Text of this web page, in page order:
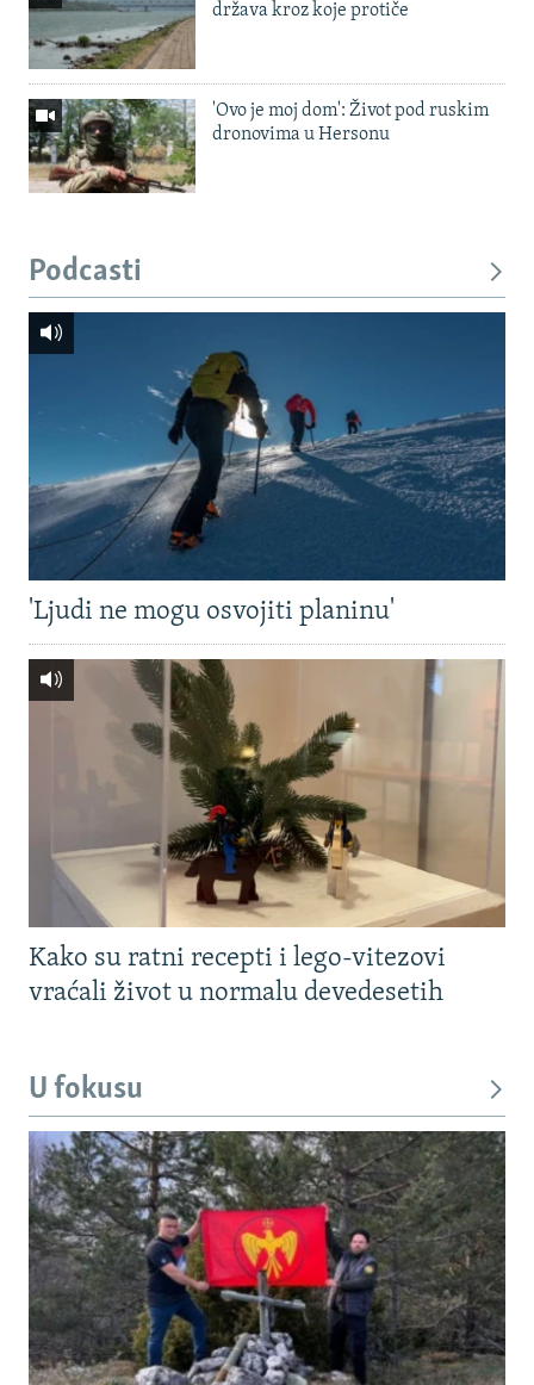
država kroz koje protiče
'Ovo je moj dom': Život pod ruskim
dronovima u Hersonu
Podcasti
'Ljudi ne mogu osvojiti planinu'
Kako su ratni recepti i lego-vitezovi
vraćali život u normalu devedesetih
U fokusu